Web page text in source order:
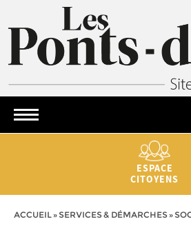
ESPACE
CITOYENS
ACCUEIL» SERVICES & DÉMARCHES»